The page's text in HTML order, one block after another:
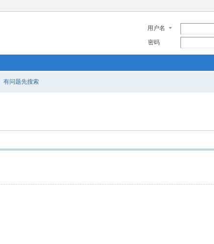
用户名
密码
有问题先搜索